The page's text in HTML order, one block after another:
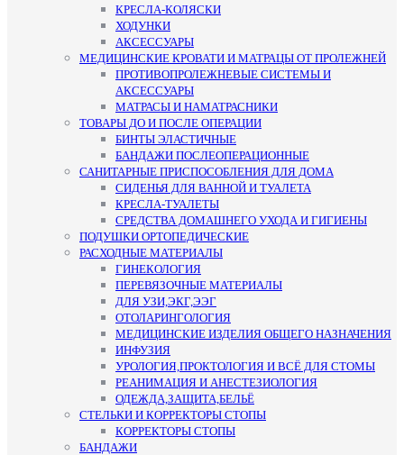
КРЕСЛА-КОЛЯСКИ
ХОДУНКИ
АКСЕССУАРЫ
МЕДИЦИНСКИЕ КРОВАТИ И МАТРАЦЫ ОТ ПРОЛЕЖНЕЙ
ПРОТИВОПРОЛЕЖНЕВЫЕ СИСТЕМЫ И
АКСЕССУАРЫ
МАТРАСЫ И НАМАТРАСНИКИ
ТОВАРЫ ДО И ПОСЛЕ ОПЕРАЦИИ
БИНТЫ ЭЛАСТИЧНЫЕ
БАНДАЖИ ПОСЛЕОПЕРАЦИОННЫЕ
САНИТАРНЫЕ ПРИСПОСОБЛЕНИЯ ДЛЯ ДОМА
СИДЕНЬЯ ДЛЯ ВАННОЙ И ТУАЛЕТА
КРЕСЛА-ТУАЛЕТЫ
СРЕДСТВА ДОМАШНЕГО УХОДА И ГИГИЕНЫ
ПОДУШКИ ОРТОПЕДИЧЕСКИЕ
РАСХОДНЫЕ МАТЕРИАЛЫ
ГИНЕКОЛОГИЯ
ПЕРЕВЯЗОЧНЫЕ МАТЕРИАЛЫ
ДЛЯ УЗИ,ЭКГ,ЭЭГ
ОТОЛАРИНГОЛОГИЯ
МЕДИЦИНСКИЕ ИЗДЕЛИЯ ОБЩЕГО НАЗНАЧЕНИЯ
ИНФУЗИЯ
УРОЛОГИЯ,ПРОКТОЛОГИЯ И ВСЁ ДЛЯ СТОМЫ
РЕАНИМАЦИЯ И АНЕСТЕЗИОЛОГИЯ
ОДЕЖДА,ЗАЩИТА,БЕЛЬЁ
СТЕЛЬКИ И КОРРЕКТОРЫ СТОПЫ
КОРРЕКТОРЫ СТОПЫ
БАНДАЖИ